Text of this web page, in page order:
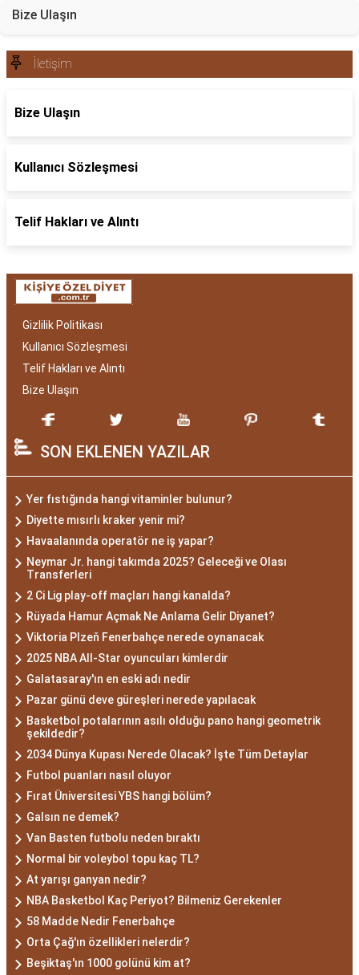
Bize Ulaşın
İletişim
Bize Ulaşın
Kullanıcı Sözleşmesi
Telif Hakları ve Alıntı
Gizlilik Politikası
Kullanıcı Sözleşmesi
Telif Hakları ve Alıntı
Bize Ulaşın
SON EKLENEN YAZILAR
Yer fıstığında hangi vitaminler bulunur?
Diyette mısırlı kraker yenir mi?
Havaalanında operatör ne iş yapar?
Neymar Jr. hangi takımda 2025? Geleceği ve Olası
Transferleri
2 Ci Lig play-off maçları hangi kanalda?
Rüyada Hamur Açmak Ne Anlama Gelir Diyanet?
Viktoria Plzeň Fenerbahçe nerede oynanacak
2025 NBA All-Star oyuncuları kimlerdir
Galatasaray'ın en eski adı nedir
Pazar günü deve güreşleri nerede yapılacak
Basketbol potalarının asılı olduğu pano hangi geometrik
şekildedir?
2034 Dünya Kupası Nerede Olacak? İşte Tüm Detaylar
Futbol puanları nasıl oluyor
Fırat Üniversitesi YBS hangi bölüm?
Galsın ne demek?
Van Basten futbolu neden bıraktı
Normal bir voleybol topu kaç TL?
At yarışı ganyan nedir?
NBA Basketbol Kaç Periyot? Bilmeniz Gerekenler
58 Madde Nedir Fenerbahçe
Orta Çağ'ın özellikleri nelerdir?
Beşiktaş'ın 1000 golünü kim at?